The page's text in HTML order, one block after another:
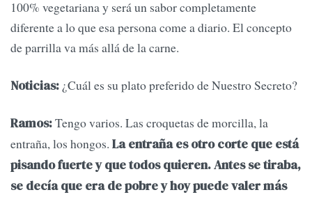
100% vegetariana y será un sabor completamente
diferente a lo que esa persona come a diario. El concepto
de parrilla va más allá de la carne.
Noticias: ¿Cuál es su plato preferido de Nuestro Secreto?
Ramos:Tengo varios. Las croquetas de morcilla, la
entraña, los hongos. La entraña es otro corte que está
pisando fuerte y que todos quieren. Antes se tiraba,
se decía que era de pobre y hoy puede valer más